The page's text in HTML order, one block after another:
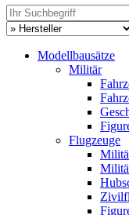
Modellbausätze
Militär
Flugzeuge